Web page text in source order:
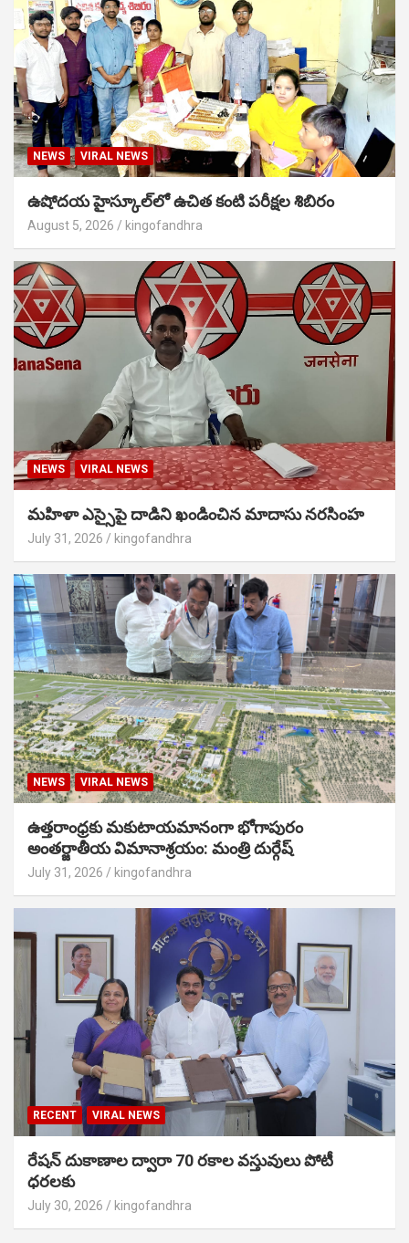
NEWS VIRAL NEWS
ఉషోదయ హైస్కూల్‌లో ఉచిత కంటి పరీక్షల శిబిరం
August 5, 2026 kingofandhra
NEWS VIRAL NEWS
మహిళా ఎస్సైపై దాడిని ఖండించిన మాదాసు నరసింహ
July 31, 2026 kingofandhra
NEWS VIRAL NEWS
ఉత్తరాంధ్రకు మకుటాయమానంగా భోగాపురం
అంతర్జాతీయ విమానాశ్రయం: మంత్రి దుర్గేష్
July 31, 2026 kingofandhra
RECENT VIRAL NEWS
రేషన్ దుకాణాల ద్వారా 70 రకాల వస్తువులు పోటీ
ధరలకు
July 30, 2026 kingofandhra